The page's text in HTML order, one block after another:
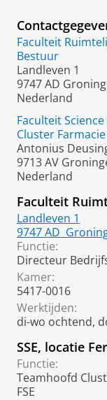
Faculteit
Bestuur
Landleven 1
9747 AD
Nederland
Faculteit
Cluster
Antonius
9713 AV
Nederland
Faculteit
Landleven 1
9747 AD
Functie:
Directeur
Kamer:
5417-0016
Werktijden:
di-wo ochtend,
SSE, locatie
Functie:
Teamhoofd
FSE